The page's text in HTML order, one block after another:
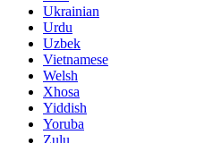
Ukrainian
Urdu
Uzbek
Vietnamese
Welsh
Xhosa
Yiddish
Yoruba
Zulu